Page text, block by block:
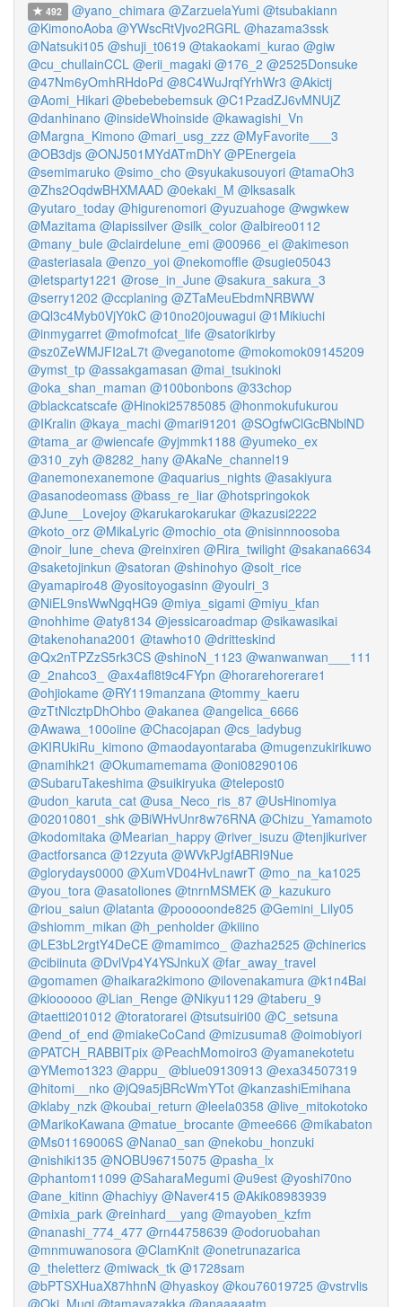
492 @yano_chimara @ZarzuelaYumi @tsubakiann
@KimonoAoba @YWscRtVjvo2RGRL @hazama3ssk
@Natsuki105 @shuji_t0619 @takaokami_kurao @giw
@cu_chullainCCL @erii_magaki @176_2 @2525Donsuke
@47Nm6yOmhRHdoPd @8C4WuJrqfYrhWr3 @Akictj
@Aomi_Hikari @bebebebemsuk @C1PzadZJ6vMNUjZ
@danhinano @insideWhoinside @kawagishi_Vn
@Margna_Kimono @mari_usg_zzz @MyFavorite___3
@OB3djs @ONJ501MYdATmDhY @PEnergeia
@semimaruko @simo_cho @syukakusouyori @tamaOh3
@Zhs2OqdwBHXMAAD @0ekaki_M @lksasalk
@yutaro_today @higurenomori @yuzuahoge @wgwkew
@Mazitama @lapissilver @silk_color @albireo0112
@many_bule @clairdelune_emi @00966_ei @akimeson
@asteriasala @enzo_yoi @nekomoffle @sugie05043
@letsparty1221 @rose_in_June @sakura_sakura_3
@serry1202 @ccplaning @ZTaMeuEbdmNRBWW
@Ql3c4Myb0VjY0kC @10no20jouwagui @1Mikiuchi
@inmygarret @mofmofcat_life @satorikirby
@sz0ZeWMJFI2aL7t @veganotome @mokomok09145209
@ymst_tp @assakgamasan @mai_tsukinoki
@oka_shan_maman @100bonbons @33chop
@blackcatscafe @Hinoki25785085 @honmokufukurou
@IKralin @kaya_machi @mari91201 @SOgfwClGcBNblND
@tama_ar @wiencafe @yjmmk1188 @yumeko_ex
@310_zyh @8282_hany @AkaNe_channel19
@anemonexanemone @aquarius_nights @asakiyura
@asanodeomass @bass_re_liar @hotspringokok
@June__Lovejoy @karukarokarukar @kazusi2222
@koto_orz @MikaLyric @mochio_ota @nisinnnoosoba
@noir_lune_cheva @reinxiren @Rira_twilight @sakana6634
@saketojinkun @satoran @shinohyo @solt_rice
@yamapiro48 @yositoyogasinn @youlri_3
@NiEL9nsWwNgqHG9 @miya_sigami @miyu_kfan
@nohhime @aty8134 @jessicaroadmap @sikawasikai
@takenohana2001 @tawho10 @dritteskind
@Qx2nTPZzS5rk3CS @shinoN_1123 @wanwanwan___111
@_2nahco3_
@ax4afl8t9c4FYpn @horarehorerare1
@ohjiokame @RY119manzana @tommy_kaeru
@zTtNlcztpDhOhbo @akanea @angelica_6666
@Awawa_100oiine @Chacojapan @cs_ladybug
@KIRUkiRu_kimono @maodayontaraba @mugenzukirikuwo
@namihk21 @Okumamemama @oni08290106
@SubaruTakeshima @suikiryuka @telepost0
@udon_karuta_cat @usa_Neco_ris_87 @UsHinomiya
@02010801_shk @BiWHvUnr8w76RNA @Chizu_Yamamoto
@kodomitaka @Mearian_happy @river_isuzu @tenjikuriver
@actforsanca @12zyuta @WVkPJgfABRI9Nue
@glorydays0000 @XumVD04HvLnawrT @mo_na_ka1025
@you_tora @asatoliones @tnrnMSMEK @_kazukuro
@riou_saiun @latanta @pooooonde825 @Gemini_Lily05
@shiomm_mikan @h_penholder @kiiino
@LE3bL2rgtY4DeCE @mamimco_ @azha2525 @chinerics
@cibiinuta @DvlVp4Y4YSJnkuX @far_away_travel
@gomamen @haikara2kimono @ilovenakamura @k1n4Bai
@kioooooo @Lian_Renge @Nikyu1129 @taberu_9
@taetti201012 @toratorarei @tsutsuiri00 @C_setsuna
@end_of_end @miakeCoCand @mizusuma8 @oimobiyori
@PATCH_RABBITpix @PeachMomoiro3 @yamanekotetu
@YMemo1323 @appu_ @blue09130913 @exa34507319
@hitomi__nko @jQ9a5jBRcWmYTot @kanzashiEmihana
@klaby_nzk @koubai_return @leela0358 @live_mitokotoko
@MarikoKawana @matue_brocante @mee666 @mikabaton
@Ms01169006S @Nana0_san @nekobu_honzuki
@nishiki135 @NOBU96715075 @pasha_lx
@phantom11099 @SaharaMegumi @u9est @yoshi70no
@ane_kitinn @hachiyy @Naver415 @Akik08983939
@mixia_park @reinhard__yang @mayoben_kzfm
@nanashi_774_477 @rn44758639 @odoruobahan
@mnmuwanosora @ClamKnit @onetrunazarica
@_theletterz @miwack_tk @1728sam
@bPTSXHuaX87hhnN @hyaskoy @kou76019725 @vstrvlis
@Oki_Mugi @tamayazakka @anaaaaatm